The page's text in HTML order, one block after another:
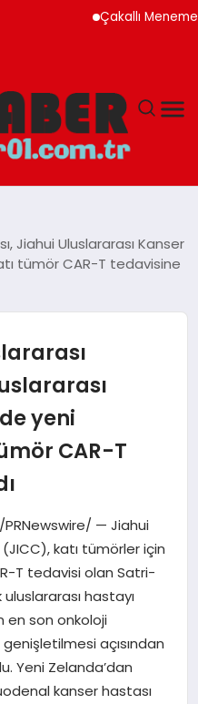
Çakallı Menemeni
Jiahui Uluslararası Kanser
tümör CAR-T tedavisine
yeni
CAR-T
PRNewswire/ — Jiahui
katı tümörler için
T tedavisi olan Satri-
hastayı
en son onkoloji
açısından
Yeni Zelanda’dan
kanser hastası